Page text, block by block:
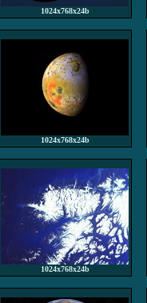
1024x768x24b
1024x768x24b
1024x768x24b